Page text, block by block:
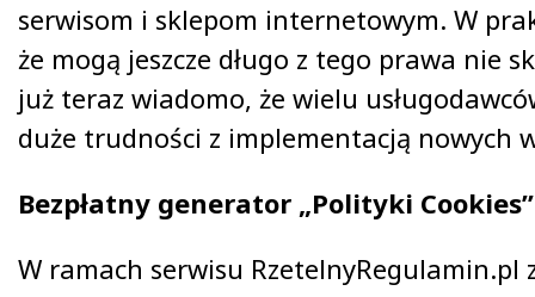
serwisom i sklepom internetowym. W
że mogą jeszcze długo z tego prawa nie
już teraz wiadomo, że wielu
duże trudności z implementacją nowych
Bezpłatny generator „Polityki Cookies”
W ramach serwisu RzetelnyRegulamin.pl